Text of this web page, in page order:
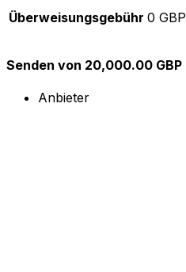
Überweisungsgebühr 0 GBP
Senden von 20,000.00 GBP
Anbieter